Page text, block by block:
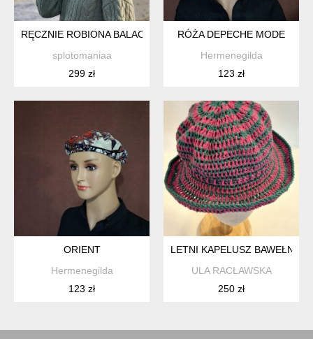
RĘCZNIE ROBIONA BALACLAVA MIĘKKI KAPTUROKOMIN Z
splotomaniaa
299 zł
RÓŻA DEPECHE MODE
Hermenegilda
123 zł
ORIENT
Hermenegilda
123 zł
LETNI KAPELUSZ
ULA RACŁAWSKA
250 zł